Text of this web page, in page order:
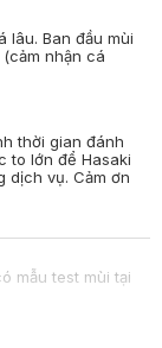
lâu. Ban đầu mùi
nhận cá
thời gian đánh
to lớn để Hasaki
dịch vụ. Cảm ơn
mẫu test mùi tại